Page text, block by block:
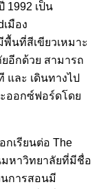
1992 เป็น
มือง
พื้นที่สีเขียวเหมาะ
อีกด้วย สามารถ
และ เดินทางไป
ออกซ์ฟอร์ดโดย
กเรียนต่อ The
มหาวิทยาลัยที่มีชื่อ
นการสอนมี